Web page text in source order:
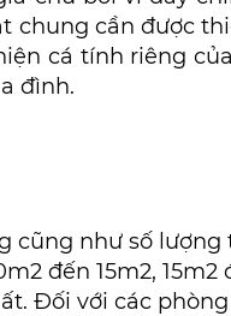
cần được
cá tính riêng
đình.
cũng như số
đến 15m2, 15m2
Đối với các